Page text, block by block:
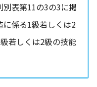
別表第11の3の3に掲
に係る1級若しくは2
若しくは2級の技能